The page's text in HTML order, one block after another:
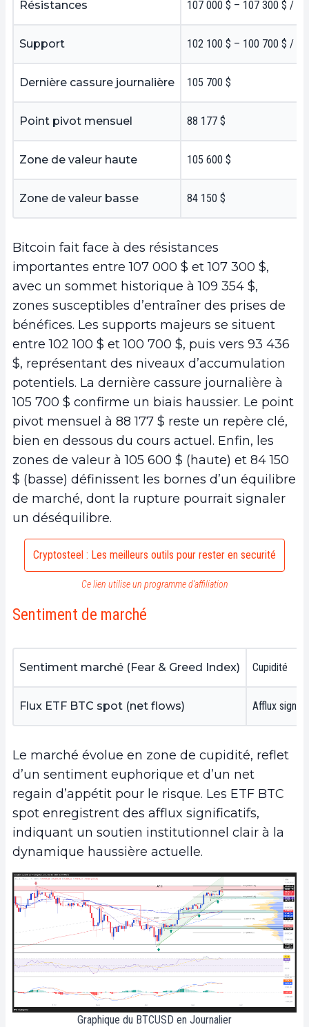
Résistances 107 000 $ – 107 300 $ /
Support 102 100 $ – 100 700 $ /
Dernière cassure journalière 105 700 $
Point pivot mensuel 88 177 $
Zone de valeur haute 105 600 $
Zone de valeur basse 84 150 $
Bitcoin fait face à des résistances
importantes entre 107 000 $ et 107 300 $,
avec un sommet historique à 109 354 $,
zones susceptibles d’entraîner des prises de
bénéfices. Les supports majeurs se situent
entre 102 100 $ et 100 700 $, puis vers 93 436
$, représentant des niveaux d’accumulation
potentiels. La dernière cassure journalière à
105 700 $ confirme un biais haussier. Le point
pivot mensuel à 88 177 $ reste un repère clé,
bien en dessous du cours actuel. Enfin, les
zones de valeur à 105 600 $ (haute) et 84 150
$ (basse) définissent les bornes d’un équilibre
de marché, dont la rupture pourrait signaler
un déséquilibre.
Cryptosteel : Les meilleurs outils pour rester en securité
Ce lien utilise un programme d’affiliation
Sentiment de marché
Sentiment marché (Fear & Greed Index) Cupidité
Flux ETF BTC spot (net flows) Afflux
Le marché évolue en zone de cupidité, reflet
d’un sentiment euphorique et d’un net
regain d’appétit pour le risque. Les ETF BTC
spot enregistrent des afflux significatifs,
indiquant un soutien institutionnel clair à la
dynamique haussière actuelle.
Graphique du BTCUSD en Journalier